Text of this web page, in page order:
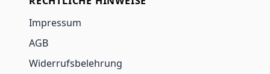
Impressum
AGB
Widerrufsbelehrung